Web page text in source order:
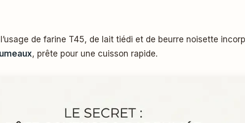
de farine T45, de lait tiédi et de beurre noisette
, prête pour une cuisson rapide.